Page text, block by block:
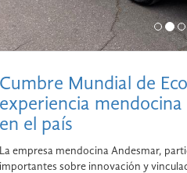
Cumbre Mundial de
experiencia
en el país
La empresa mendocina Andesmar,
importantes sobre innovación y